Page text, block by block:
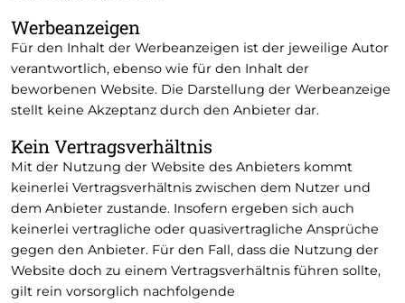
Werbeanzeigen
Für den Inhalt der Werbeanzeigen ist der jeweilige Autor
verantwortlich, ebenso wie für den Inhalt der
beworbenen Website. Die Darstellung der Werbeanzeige
stellt keine Akzeptanz durch den Anbieter dar.
Kein Vertragsverhältnis
Mit der Nutzung der Website des Anbieters kommt
keinerlei Vertragsverhältnis zwischen dem Nutzer und
dem Anbieter zustande. Insofern ergeben sich auch
keinerlei vertragliche oder quasivertragliche Ansprüche
gegen den Anbieter. Für den Fall, dass die Nutzung der
Website doch zu einem Vertragsverhältnis führen sollte,
gilt rein vorsorglich nachfolgende